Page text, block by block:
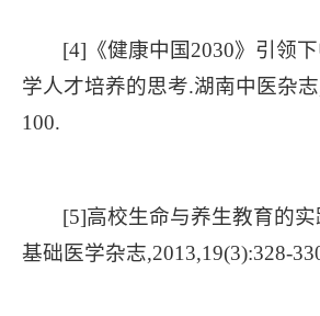
[4]《健康中国2030》引领
学人才培养的思考.湖南中医杂
100.
[5]高校生命与养生教育的
基础医学杂志,2013,19(3):328-